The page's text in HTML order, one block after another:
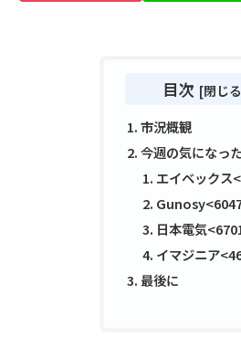
目次
市況概観
今週の気になっ
エイベックス
日本電気
イマジニア
最後に